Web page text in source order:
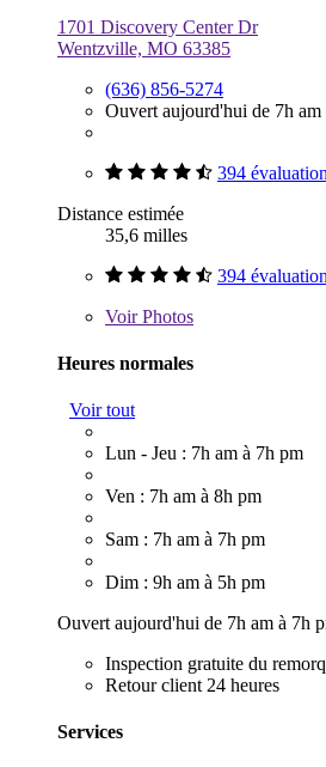
1701 Discovery Center Dr
Wentzville, MO 63385
(636) 856-5274
Ouvert aujourd'hui de 7h am
394
Distance estimée
35,6 milles
394
VoirPhotos
Heures normales
Voir tout
Lun - Jeu : 7h am à 7h pm
Ven : 7h am à 8h pm
Sam : 7h am à 7h pm
Dim : 9h am à 5h pm
Ouvert aujourd'hui de 7h am à 7h
Inspection gratuite du
Retour client 24 heures
Services